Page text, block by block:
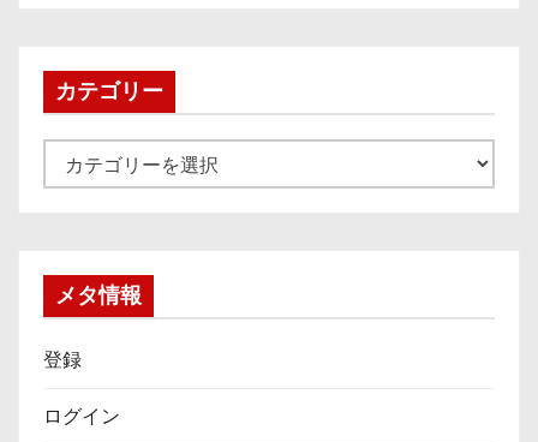
ブカテゴリー
テ
メタ情報
登録
ログイン